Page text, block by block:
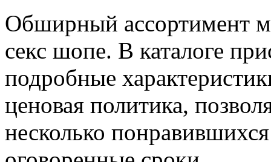
Обширный ассортимент
секс шопе. В каталоге
подробные
ценовая политика,
несколько